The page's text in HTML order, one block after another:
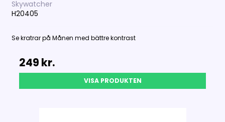
Skywatcher
H20405
Se kratrar på Månen med bättre kontrast
249 kr.
VISA PRODUKTEN